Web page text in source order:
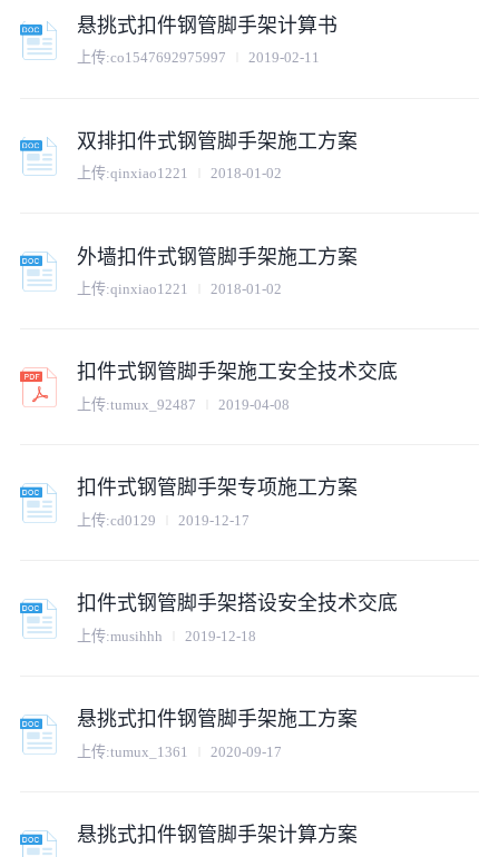
悬挑式扣件钢管脚手架计算书
上传:co1547692975997 2019-02-11
双排扣件式钢管脚手架施工方案
上传:qinxiao1221 2018-01-02
外墙扣件式钢管脚手架施工方案
上传:qinxiao1221 2018-01-02
扣件式钢管脚手架施工安全技术交底
上传:tumux_92487 2019-04-08
扣件式钢管脚手架专项施工方案
上传:cd0129 2019-12-17
扣件式钢管脚手架搭设安全技术交底
上传:musihhh 2019-12-18
悬挑式扣件钢管脚手架施工方案
上传:tumux_1361 2020-09-17
悬挑式扣件钢管脚手架计算方案